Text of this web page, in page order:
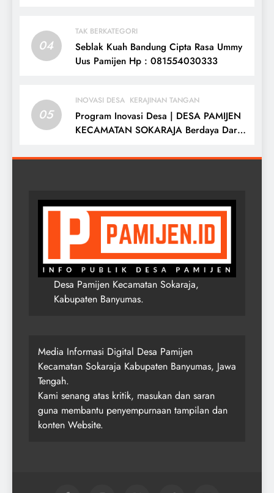
04
TAK BERKATEGORI
Seblak Kuah Bandung Cipta Rasa Ummy
Uus Pamijen Hp : 081554030333
05
INOVASI DESA KERAJINAN TANGAN
Program Inovasi Desa | DESA PAMIJEN
KECAMATAN SOKARAJA Berdaya Dari
Desa Pamijen Kecamatan Sokaraja,
Kabupaten Banyumas.
Media Informasi Digital Desa Pamijen
Kecamatan Sokaraja Kabupaten Banyumas, Jawa
Tengah.
Kami senang atas kritik, masukan dan saran
guna membantu penyempurnaan tampilan dan
konten Website.